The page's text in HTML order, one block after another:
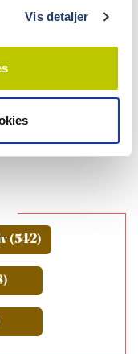
Vis detaljer
(542)